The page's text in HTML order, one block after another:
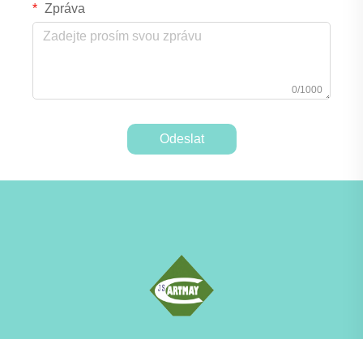
Zpráva
0/1000
Odeslat